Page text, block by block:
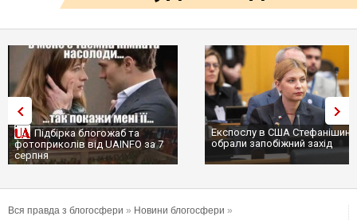
Підбірка блогожаб та
фотоприколів від UAINFO за 7
серпня
Експослу в США
обрали запобіжний захід
Вся правда з блогосфери » Новини блогосфери »